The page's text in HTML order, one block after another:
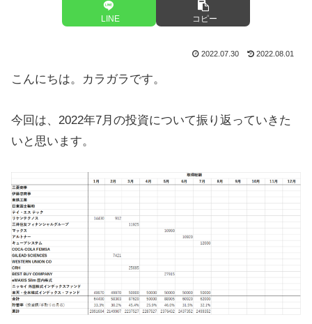
LINE コピー
2022.07.30 2022.08.01
こんにちは。カラガラです。
今回は、2022年7月の投資について振り返っていきた
いと思います。